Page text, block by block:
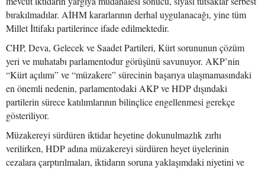
bırakılmadılar. AİHM kararlarının derhal uygulanacağı, yine tüm
Millet İttifakı partilerince ifade edilmektedir.
CHP, Deva, Gelecek ve Saadet Partileri, Kürt sorununun çözüm
yeri ve muhatabı parlamentodur görüşünü savunuyor. AKP’nin
“Kürt açılımı” ve “müzakere” sürecinin başarıya ulaşmamasındaki
en önemli nedenin, parlamentodaki AKP ve HDP dışındaki
partilerin sürece katılımlarının bilinçlice engellenmesi gerekçe
gösteriliyor.
Müzakereyi sürdüren iktidar heyetine dokunulmazlık zırhı
verilirken, HDP adına müzakereyi sürdüren heyet üyelerinin
cezalara çarptırılmaları, iktidarın soruna yaklaşımdaki niyetini ve